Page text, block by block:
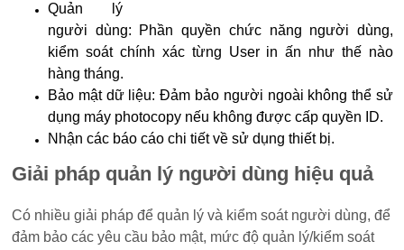
Quản lý
người dùng: Phần quyền chức năng người dùng,
kiểm soát chính xác từng User in ấn như thế nào
hàng tháng.
Bảo mật dữ liệu: Đảm bảo người ngoài không thể sử
dụng máy photocopy nếu không được cấp quyền ID.
Nhận các báo cáo chi tiết về sử dụng thiết bị.
Giải pháp quản lý người dùng hiệu quả
Có nhiều giải pháp để quản lý và kiểm soát người dùng, để
đảm bảo các yêu cầu bảo mật, mức độ quản lý/kiểm soát